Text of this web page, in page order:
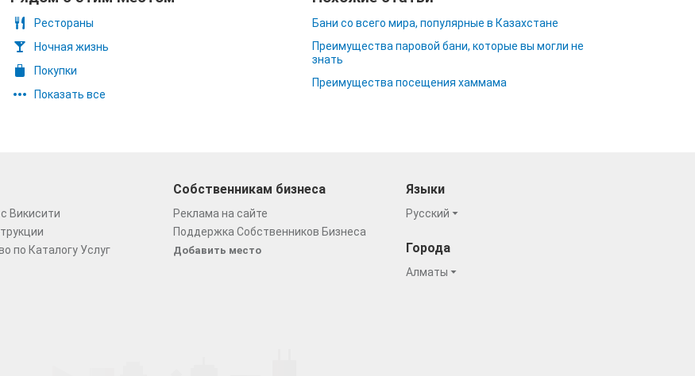
Рестораны
Ночная жизнь
Покупки
Показать все
Бани со всего мира, популярные в Казахстане
Преимущества паровой бани, которые вы могли не
знать
Преимущества посещения хаммама
Викисити
по Каталогу Услуг
Собственникам бизнеса
Реклама на сайте
Поддержка Собственников Бизнеса
Добавить место
Языки
Русский
Города
Алматы